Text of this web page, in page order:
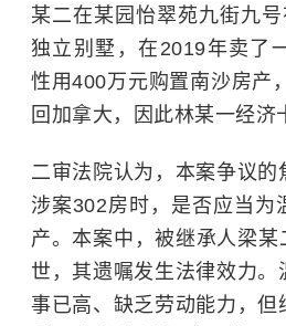
某二在某园怡翠苑九街九
独立别墅，在2019年卖了
性用400万元购置南沙房产
回加拿大，因此林某一经济
二审法院认为，本案争议的
涉案302房时，是否应当为
产。本案中，被继承人梁
世，其遗嘱发生法律效力
事已高、缺乏劳动能力，但